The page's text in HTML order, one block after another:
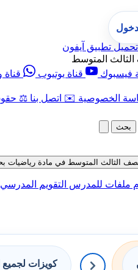
تحميل تطبيق آيفون
الثالث المتوسط
فيسبوك قناة يوتيوب قناة
الخصوصية ✉️ اتصل بنا ⚖️
بحث
الثالث المتوسط في مادة رياضيات بحسب
ملفات للمدرس التقويم المدرسي
كويزات